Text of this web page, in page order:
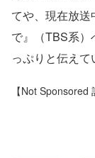
てや、現在放
で』（TBS系）
っぷりと伝えて
【Not Sponsored